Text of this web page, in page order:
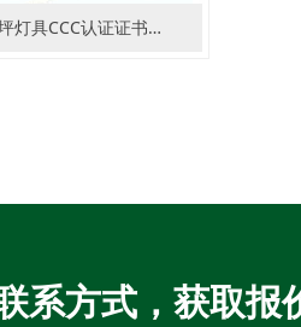
灯具CCC认证证书…
系方式，获取报